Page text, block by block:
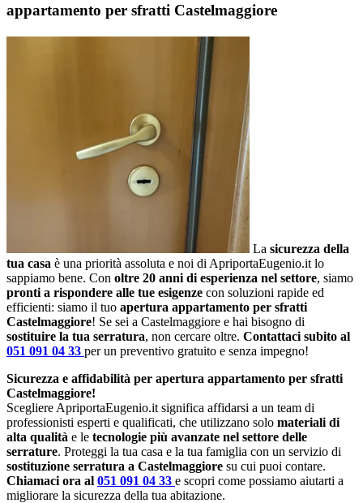
appartamento per sfratti Castelmaggiore
La sicurezza della
tua casa è una priorità assoluta e noi di ApriportaEugenio.it lo
sappiamo bene. Con oltre 20 anni di esperienza nel settore, siamo
pronti a rispondere alle tue esigenze con soluzioni rapide ed
efficienti: siamo il tuo apertura appartamento per sfratti
Castelmaggiore! Se sei a Castelmaggiore e hai bisogno di
sostituire la tua serratura, non cercare oltre. Contattaci subito al
051 091 04 33 per un preventivo gratuito e senza impegno!
Sicurezza e affidabilità per apertura appartamento per sfratti
Castelmaggiore!
Scegliere ApriportaEugenio.it significa affidarsi a un team di
professionisti esperti e qualificati, che utilizzano solo materiali di
alta qualità e le tecnologie più avanzate nel settore delle
serrature. Proteggi la tua casa e la tua famiglia con un servizio di
sostituzione serratura a Castelmaggiore su cui puoi contare.
Chiamaci ora al 051 091 04 33 e scopri come possiamo aiutarti a
migliorare la sicurezza della tua abitazione.